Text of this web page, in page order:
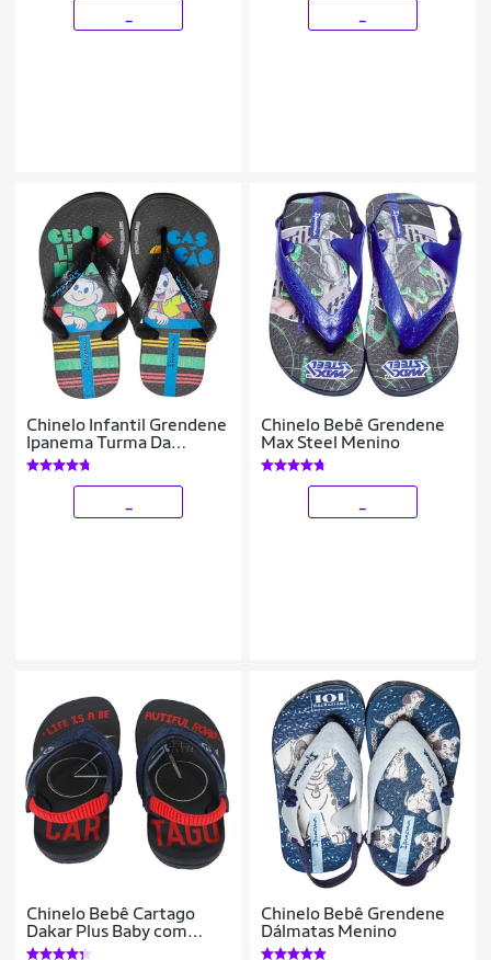
Chinelo Infantil Grendene
Ipanema Turma Da
Mônica Menino
Chinelo Bebê Grendene
Max Steel Menino
Chinelo Bebê Cartago
Dakar Plus Baby com
Elástico Menino
Chinelo Bebê Grendene
Dálmatas Menino